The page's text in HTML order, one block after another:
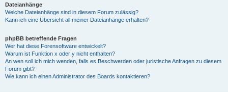
Dateianhänge
Welche Dateianhänge sind in diesem Forum zulässig?
Kann ich eine Übersicht all meiner Dateianhänge erhalten?
phpBB betreffende Fragen
Wer hat diese Forensoftware entwickelt?
Warum ist Funktion x oder y nicht enthalten?
An wen soll ich mich wenden, falls es Beschwerden oder juristische Anfragen zu diesem
Forum gibt?
Wie kann ich einen Administrator des Boards kontaktieren?